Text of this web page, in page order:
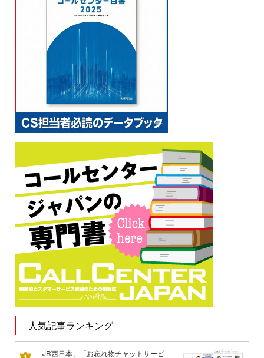
人気記事ランキング
JR西日本、「お忘れ物チャットサービ